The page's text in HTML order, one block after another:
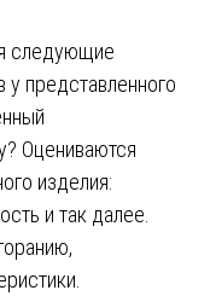
следующие
у представленного
Оцениваются
изделия:
и так далее.